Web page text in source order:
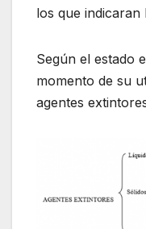
los que indicaran
Según el estado
momento de su
agentes